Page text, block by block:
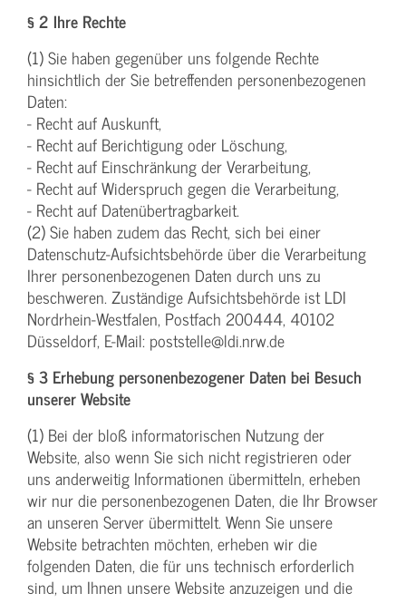
§ 2 Ihre Rechte
(1) Sie haben gegenüber uns folgende Rechte
hinsichtlich der Sie betreffenden personenbezogenen
Daten:
- Recht auf Auskunft,
- Recht auf Berichtigung oder Löschung,
- Recht auf Einschränkung der Verarbeitung,
- Recht auf Widerspruch gegen die Verarbeitung,
- Recht auf Datenübertragbarkeit.
(2) Sie haben zudem das Recht, sich bei einer
Datenschutz-Aufsichtsbehörde über die Verarbeitung
Ihrer personenbezogenen Daten durch uns zu
beschweren. Zuständige Aufsichtsbehörde ist LDI
Nordrhein-Westfalen, Postfach 200444, 40102
Düsseldorf, E-Mail: poststelle@ldi.nrw.de
§ 3 Erhebung personenbezogener Daten bei Besuch
unserer Website
(1) Bei der bloß informatorischen Nutzung der
Website, also wenn Sie sich nicht registrieren oder
uns anderweitig Informationen übermitteln, erheben
wir nur die personenbezogenen Daten, die Ihr Browser
an unseren Server übermittelt. Wenn Sie unsere
Website betrachten möchten, erheben wir die
folgenden Daten, die für uns technisch erforderlich
sind, um Ihnen unsere Website anzuzeigen und die